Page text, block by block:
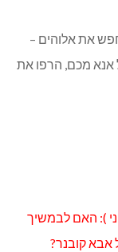
את אלוהים –
אנא מכם, הרפו את
): האם לבמשיך
אבא קובנר?